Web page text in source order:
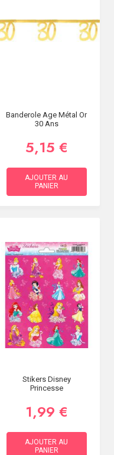
Banderole Age Métal Or
30 Ans
5,15 €
AJOUTER AU
PANIER
Stikers Disney
Princesse
1,99 €
AJOUTER AU
PANIER